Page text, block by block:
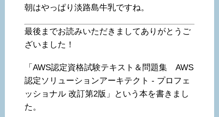
朝はやっぱり淡路島牛乳ですね。
最後までお読みいただきましてありがとうご
ざいました！
「AWS認定資格試験テキスト＆問題集 AWS
認定ソリューションアーキテクト - プロフェ
ッショナル 改訂第2版」という本を書きまし
た。